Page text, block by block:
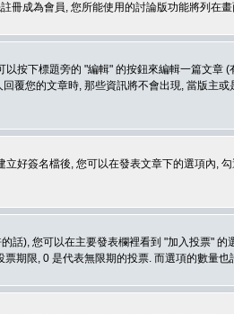
冊成為會員, 您所能使用的討論版功能將列在
按下標題旁的 "編輯" 的按鈕來編輯一篇文
覆您的文章時, 那些資訊將不會出現, 當版主
好簽名檔後, 您可以在發表文章下的選項內, 勾
話), 您可以在主要發表欄裡看到 "加入投票"
期限, 0 是代表無限期的投票. 而選項的數量也